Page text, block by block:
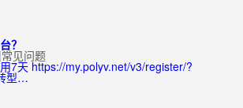
？
|常见问题
7天 https://my.polyv.net/v3/register/?
型…